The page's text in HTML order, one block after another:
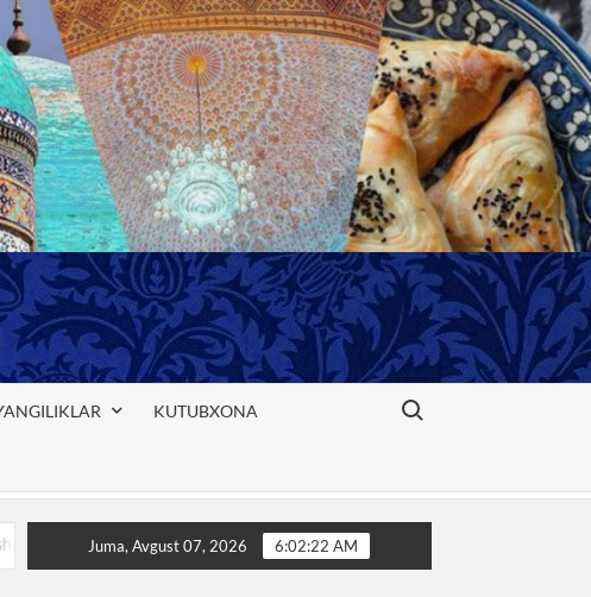
KUTUBXONA
Search for:
Baliq nimani anglatishini bilasizmi
Juma, Avgust 07, 2026 6:02:23 AM